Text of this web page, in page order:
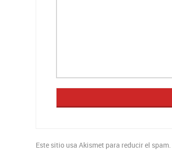
Este sitio usa Akismet para reducir el spam.